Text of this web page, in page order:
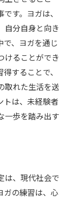
す。ヨガは、
自分自身と向き
、ヨガを通じ
けることができ
することで、
取れた生活を送
トは、未経験者
一歩を踏み出す
は、現代社会で
ガの練習は、心